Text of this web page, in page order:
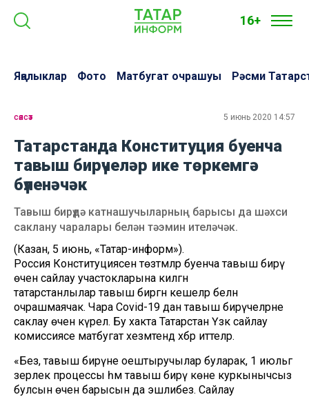
16+
Яңалыклар Фото Матбугат очрашуы Рәсми
сәясәт 5 июнь 2020 14:57
Татарстанда Конституция буенча
тавыш бирүчеләр ике төркемгә
бүленәчәк
Тавыш бирүдә катнашучыларның барысы да шәхси
саклану чаралары белән тәэмин ителәчәк.
(Казан, 5 июнь, «Татар-информ»).
Россия Конституциясенә төзәтмәләр буенча тавыш бирү
өчен сайлау участокларына килгән
татарстанлылар тавыш биргән кешеләр белән
очрашмаячак. Чара Covid-19 дан тавыш бирүчеләрне
саклау өчен күрелә. Бу хакта Татарстан Үзәк сайлау
комиссиясе матбугат хезмәтендә хәбәр иттеләр.
«Без, тавыш бирүне оештыручылар буларак, 1 июльгә
әзерлек процессы һәм тавыш бирү көне куркынычсыз
булсын өчен барысын да эшлибез. Сайлау